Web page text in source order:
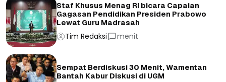
Staf Khusus Menag RI bicara Capaian
Gagasan Pendidikan Presiden Prabowo
Lewat Guru Madrasah
Tim Redaksi menit
Sempat Berdiskusi 30 Menit, Wamentan
Bantah Kabur Diskusi di UGM